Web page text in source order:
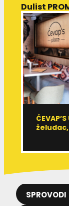
SPROVODI
Dulist